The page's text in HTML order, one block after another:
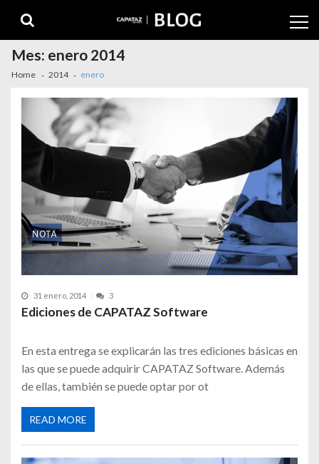
Mes: enero 2014
Home 2014 enero
31 enero, 2014 3
Ediciones de CAPATAZ Software
En esta entrega se explicarán las tres ediciones básicas en
las que se puede adquirir CAPATAZ Software. Además
de ellas, también se puede optar por ot
READ MORE